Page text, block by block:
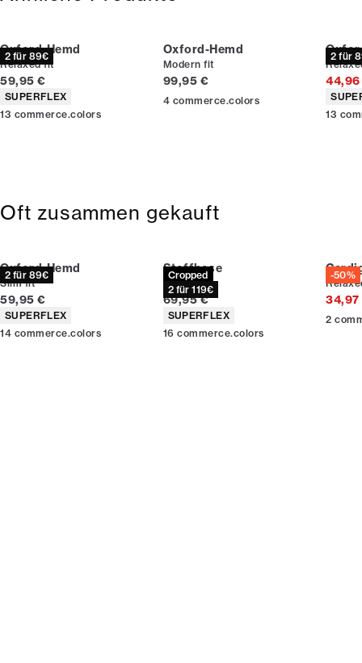
und online einlösen.
einlösen.
Werde Mitglied
2 für 89€
Oxford-Hemd
Relaxed fit
price.current
59,95 €
accessibility.productAttributes
SUPERFLEX
13 commerce.colors
Oxford-Hemd
Modern fit
price.current
99,95 €
4 commerce.colors
2 für
13
Oft zusammen gekauft
2 für 89€
Oxford-Hemd
Slim fit
price.current
59,95 €
accessibility.productAttributes
SUPERFLEX
14 commerce.colors
Cropped
2 für 119€
Stoffhose
Slim fit
price.current
69,95 €
accessibility.productAttributes
SUPERFLEX
16 commerce.colors
-50%
34,97
2